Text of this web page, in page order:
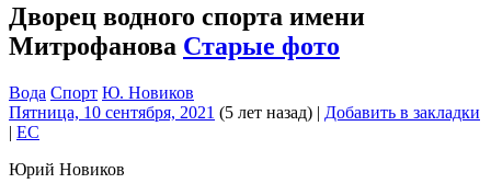
Дворец водного спорта имени
Митрофанова Старые фото
Вода Спорт Ю. Новиков
Пятница, 10 сентября, 2021 (5 лет назад) | Добавить в закладки
| EC
Юрий Новиков